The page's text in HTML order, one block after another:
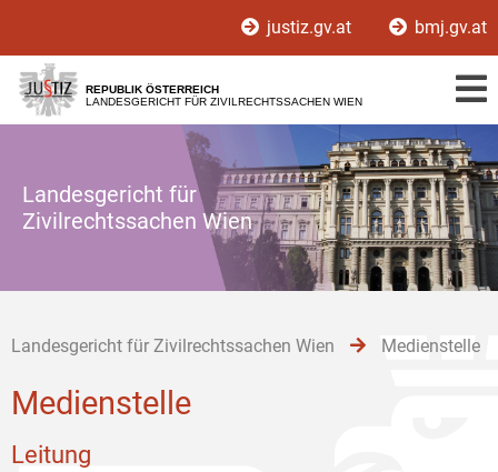
[1]
[2]
[3]
justiz.gv.at bmj.gv.at
REPUBLIK ÖSTERREICH
LANDESGERICHT FÜR ZIVILRECHTSSACHEN WIEN
Landesgericht für
Zivilrechtssachen Wien
Landesgericht für Zivilrechtssachen Wien Medienstelle
Medienstelle
Leitung